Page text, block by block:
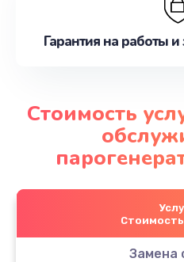
Гарантия на работы и
Стоимость
Замена